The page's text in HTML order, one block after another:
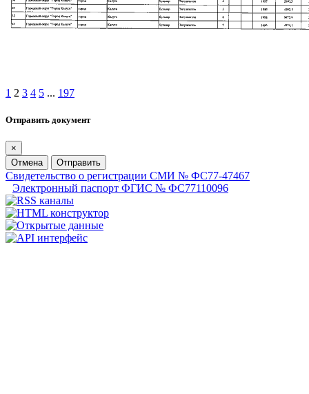
1 2 3 4 5 ... 197
Отправить документ
×
Отмена
Отправить
Свидетельство о регистрации СМИ № ФС77-47467
Электронный паспорт ФГИС № ФС77110096